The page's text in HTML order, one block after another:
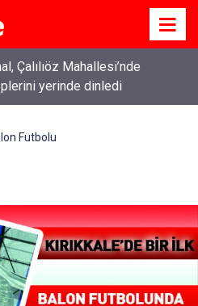
Çalılıöz Mahallesi’nde
yerinde dinledi
Futbolu